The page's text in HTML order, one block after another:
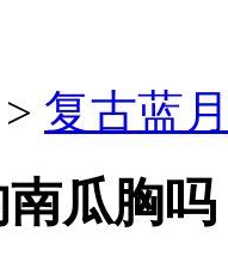
> 复古蓝
瓜胸